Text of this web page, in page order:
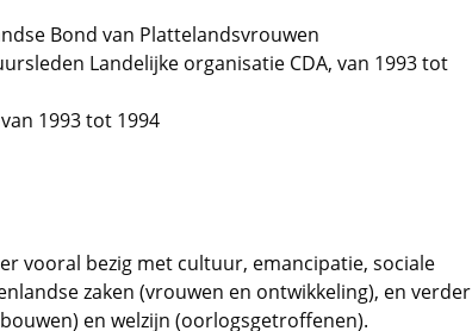
Bond van Plattelandsvrouwen
Landelijke organisatie CDA, van 1993 tot
1993 tot 1994
vooral bezig met cultuur, emancipatie, sociale
zaken (vrouwen en ontwikkeling), en verder
en welzijn (oorlogsgetroffenen).